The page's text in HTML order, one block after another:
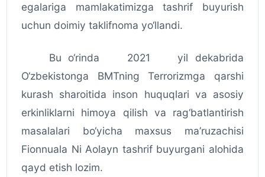
egalariga mamlakatimizga tashrif buyurish
uchun doimiy taklifnoma yo‘llandi.
Bu o‘rinda 2021 yil dekabrida
O‘zbekistonga BMTning Terrorizmga qarshi
kurash sharoitida inson huquqlari va asosiy
erkinliklarni himoya qilish va rag‘batlantirish
masalalari bo‘yicha maxsus ma’ruzachisi
Fionnuala Ni Aolayn tashrif buyurgani alohida
qayd etish lozim.